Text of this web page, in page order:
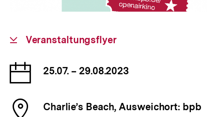
Download-
Veranstaltungsflyer
Datum
der
Veranstaltung
25.07. – 29.08.2023
Ort
Charlie’s Beach, Ausweichort: bpb